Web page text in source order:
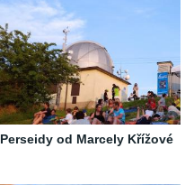
Perseidy od Marcely Křížové